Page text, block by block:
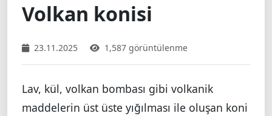
Volkan konisi
23.11.2025 1,587 görüntülenme
Lav, kül, volkan bombası gibi volkanik
maddelerin üst üste yığılması ile oluşan koni